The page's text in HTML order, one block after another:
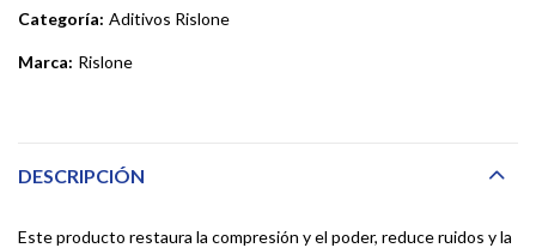
Categoría: Aditivos Rislone
Marca: Rislone
DESCRIPCIÓN
Este producto restaura la compresión y el poder, reduce ruidos y la